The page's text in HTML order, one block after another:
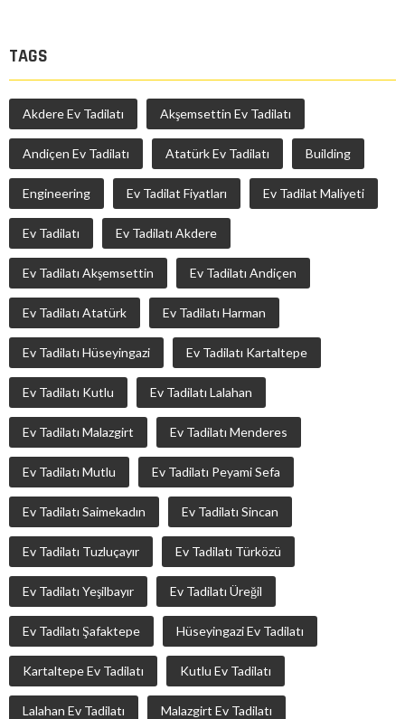
TAGS
Akdere Ev Tadilatı Akşemsettin Ev Tadilatı
Andiçen Ev Tadilatı Atatürk Ev Tadilatı Building
Engineering Ev Tadilat Fiyatları Ev Tadilat Maliyeti
Ev Tadilatı Ev Tadilatı Akdere
Ev Tadilatı Akşemsettin Ev Tadilatı Andiçen
Ev Tadilatı Atatürk Ev Tadilatı Harman
Ev Tadilatı Hüseyingazi Ev Tadilatı Kartaltepe
Ev Tadilatı Kutlu Ev Tadilatı Lalahan
Ev Tadilatı Malazgirt Ev Tadilatı Menderes
Ev Tadilatı Mutlu Ev Tadilatı Peyami Sefa
Ev Tadilatı Saimekadın Ev Tadilatı Sincan
Ev Tadilatı Tuzluçayır Ev Tadilatı Türközü
Ev Tadilatı Yeşilbayır Ev Tadilatı Üreğil
Ev Tadilatı Şafaktepe Hüseyingazi Ev Tadilatı
Kartaltepe Ev Tadilatı Kutlu Ev Tadilatı
Lalahan Ev Tadilatı Malazgirt Ev Tadilatı